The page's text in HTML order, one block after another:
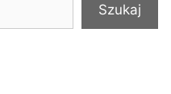
Szukaj